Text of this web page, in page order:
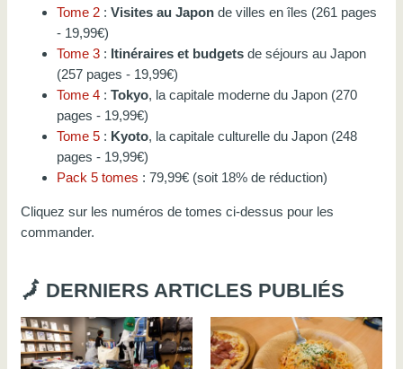
Tome 2 : Visites au Japon de villes en îles (261 pages
- 19,99€)
Tome 3 : Itinéraires et budgets de séjours au Japon
(257 pages - 19,99€)
Tome 4 : Tokyo, la capitale moderne du Japon (270
pages - 19,99€)
Tome 5 : Kyoto, la capitale culturelle du Japon (248
pages - 19,99€)
Pack 5 tomes : 79,99€ (soit 18% de réduction)
Cliquez sur les numéros de tomes ci-dessus pour les
commander.
🗾 DERNIERS ARTICLES PUBLIÉS